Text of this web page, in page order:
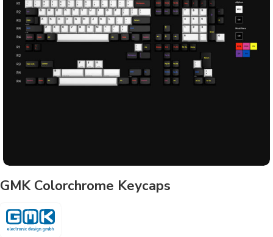
GMK Colorchrome Keycaps